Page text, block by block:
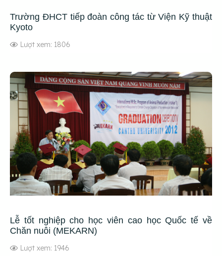
Trường ĐHCT tiếp đoàn công tác từ Viện Kỹ thuật
Kyoto
Lượt xem: 1806
Lễ tốt nghiệp cho học viên cao học Quốc tế về
Chăn nuôi (MEKARN)
Lượt xem: 1946